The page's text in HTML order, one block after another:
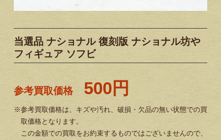
当選品 ナショナル 復刻版 ナショナル坊や
フィギュア ソフビ
参考買取価格 500円
※参考買取価格は、キズや汚れ、破損・欠品の無い状態での買
取価格となります。
この金額での買取をお約束するものではございませんので、